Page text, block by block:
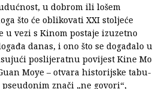
u dobrom ili lošem
što će oblikovati XXI stoljeće
u vezi s Kinom postaje izuzetno
danas, i ono što se događalo u
poslijeratnu povijest Kine Mo
Moye – otvara historijske tabu-
znači „ne govori“,